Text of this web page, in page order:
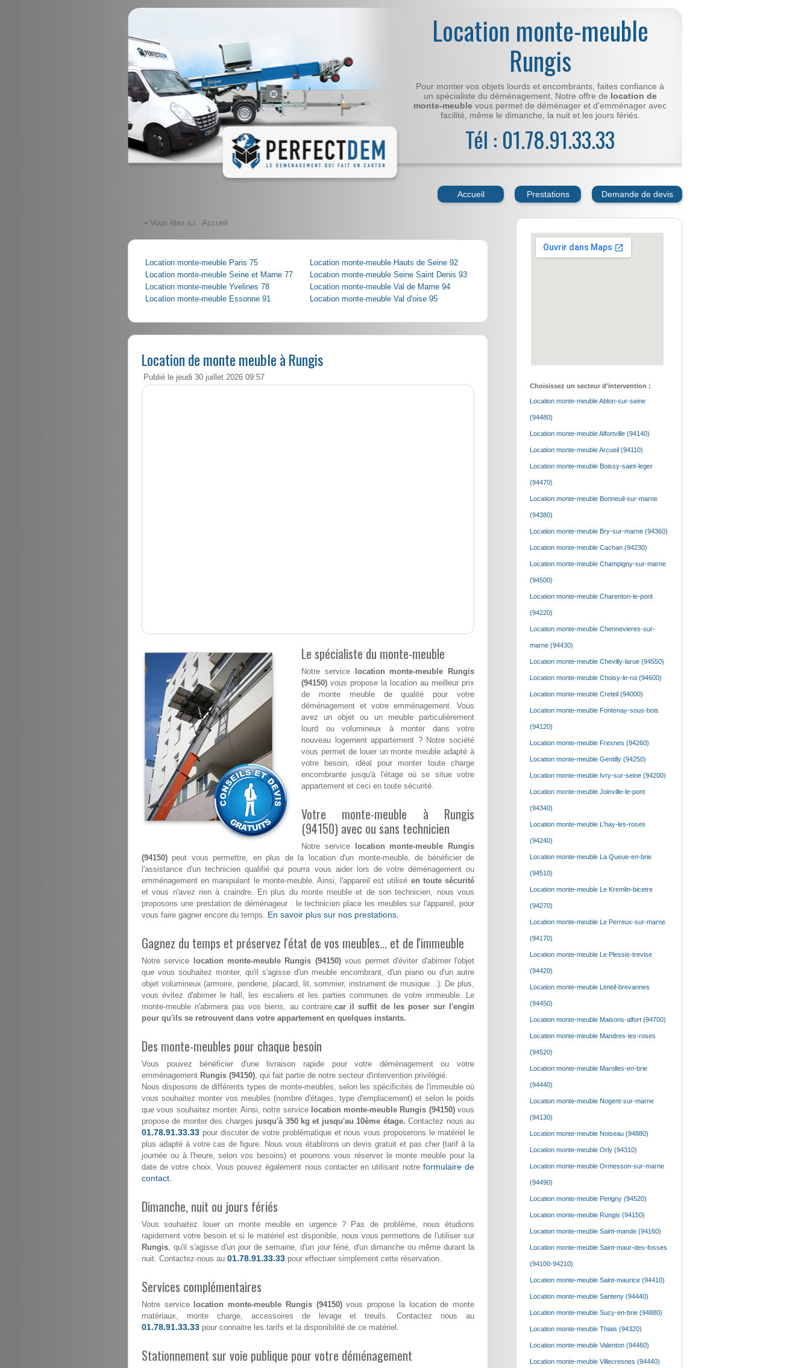
Location monte-meuble
Rungis
Pour monter vos objets lourds et encombrants, faites confiance à
un spécialiste du déménagement. Notre offre de location de
monte-meuble vous permet de déménager et d'emménager avec
facilité, même le dimanche, la nuit et les jours fériés.
Tél : 01.78.91.33.33
Accueil Prestations Demande de devis
• Vous êtes ici : Accueil
Location monte-meuble Paris 75
Location monte-meuble Seine et Marne 77
Location monte-meuble Yvelines 78
Location monte-meuble Essonne 91
Location monte-meuble Hauts de Seine 92
Location monte-meuble Seine Saint Denis 93
Location monte-meuble Val de Marne 94
Location monte-meuble Val d'oise 95
Location de monte meuble à Rungis
Publié le jeudi 30 juillet 2026 09:57
Le spécialiste du monte-meuble
Notre service
location monte-meuble Rungis
(94150) vous propose la location au meilleur prix
de monte meuble de qualité pour votre
déménagement et votre emménagement. Vous
avez un objet ou un meuble particulièrement
lourd ou volumineux à monter dans votre
nouveau logement appartement ? Notre société
vous permet de louer un monte meuble adapté à
votre besoin, idéal pour monter toute charge
encombrante jusqu'à l'étage où se situe votre
appartement et ceci en toute sécurité.
Votre monte-meuble à Rungis
(94150) avec ou sans technicien
Notre service
location monte-meuble Rungis
(94150) peut vous permettre, en plus de la location d'un monte-meuble, de bénéficier de
l'assistance d'un technicien qualifié qui pourra vous aider lors de votre déménagement ou
emménagement en manipulant le monte-meuble. Ainsi, l'appareil est utilisé en toute sécurité
et vous n'avez rien à craindre. En plus du monte meuble et de son technicien, nous vous
proposons une prestation de déménageur : le technicien place les meubles sur l'appareil, pour
vous faire gagner encore du temps. En savoir plus sur nos prestations.
Gagnez du temps et préservez l'état de vos meubles... et de l'immeuble
Notre service location monte-meuble Rungis (94150)vous permet d'éviter d'abimer l'objet
que vous souhaitez monter, qu'il s'agisse d'un meuble encombrant, d'un piano ou d'un autre
objet volumineux (armoire, penderie, placard, lit, sommier, instrument de musique…). De plus,
vous évitez d'abimer le hall, les escaliers et les parties communes de votre immeuble. Le
monte-meuble n'abimera pas vos biens, au contraire,car il suffit de les poser sur l'engin
pour qu'ils se retrouvent dans votre appartement en quelques instants.
Des monte-meubles pour chaque besoin
Vous pouvez bénéficier d'une livraison rapide pour votre déménagement ou votre
emménagement Rungis (94150), qui fait partie de notre secteur d'intervention privilégié.
Nous disposons de différents types de monte-meubles, selon les spécificités de l'immeuble où
vous souhaitez monter vos meubles (nombre d'étages, type d'emplacement) et selon le poids
que vous souhaitez monter. Ainsi, notre service location monte-meuble Rungis (94150)vous
propose de monter des charges jusqu'à 350 kg et jusqu'au 10ème étage. Contactez nous au
01.78.91.33.33 pour discuter de votre problématique et nous vous proposerons le matériel le
plus adapté à votre cas de figure. Nous vous établirons un devis gratuit et pas cher (tarif à la
journée ou à l'heure, selon vos besoins) et pourrons vous réserver le monte meuble pour la
date de votre choix. Vous pouvez également nous contacter en utilisant notre formulaire de
contact.
Dimanche, nuit ou jours fériés
Vous souhaitez louer un monte meuble en urgence ? Pas de problème, nous étudions
rapidement votre besoin et si le matériel est disponible, nous vous permettons de l'utiliser sur
Rungis, qu'il s'agisse d'un jour de semaine, d'un jour férié, d'un dimanche ou même durant la
nuit. Contactez-nous au 01.78.91.33.33 pour effectuer simplement cette réservation.
Services complémentaires
Notre service location monte-meuble Rungis (94150)vous propose la location de monte
matériaux, monte charge, accessoires de levage et treuils. Contactez nous au
01.78.91.33.33 pour connaitre les tarifs et la disponibilité de ce matériel.
Stationnement sur voie publique pour votre déménagement
Choisissez un secteur d'intervention :
Location monte-meuble Ablon-sur-seine
(94480)
Location monte-meuble Alfortville (94140)
Location monte-meuble Arcueil (94110)
Location monte-meuble Boissy-saint-leger
(94470)
Location monte-meuble Bonneuil-sur-marne
(94380)
Location monte-meuble Bry-sur-marne (94360)
Location monte-meuble Cachan (94230)
Location monte-meuble Champigny-sur-marne
(94500)
Location monte-meuble Charenton-le-pont
(94220)
Location monte-meuble Chennevieres-sur-
marne (94430)
Location monte-meuble Chevilly-larue (94550)
Location monte-meuble Choisy-le-roi (94600)
Location monte-meuble Creteil (94000)
Location monte-meuble Fontenay-sous-bois
(94120)
Location monte-meuble Fresnes (94260)
Location monte-meuble Gentilly (94250)
Location monte-meuble Ivry-sur-seine (94200)
Location monte-meuble Joinville-le-pont
(94340)
Location monte-meuble L'hay-les-roses
(94240)
Location monte-meuble La Queue-en-brie
(94510)
Location monte-meuble Le Kremlin-bicetre
(94270)
Location monte-meuble Le Perreux-sur-marne
(94170)
Location monte-meuble Le Plessis-trevise
(94420)
Location monte-meuble Limeil-brevannes
(94450)
Location monte-meuble Maisons-alfort (94700)
Location monte-meuble Mandres-les-roses
(94520)
Location monte-meuble Marolles-en-brie
(94440)
Location monte-meuble Nogent-sur-marne
(94130)
Location monte-meuble Noiseau (94880)
Location monte-meuble Orly (94310)
Location monte-meuble Ormesson-sur-marne
(94490)
Location monte-meuble Perigny (94520)
Location monte-meuble Rungis (94150)
Location monte-meuble Saint-mande (94160)
Location monte-meuble Saint-maur-des-fosses
(94100-94210)
Location monte-meuble Saint-maurice (94410)
Location monte-meuble Santeny (94440)
Location monte-meuble Sucy-en-brie (94880)
Location monte-meuble Thiais (94320)
Location monte-meuble Valenton (94460)
Location monte-meuble Villecresnes (94440)